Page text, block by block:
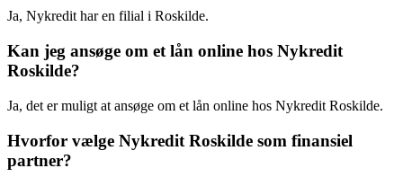
Ja, Nykredit har en filial i Roskilde.
Kan jeg ansøge om et lån online hos Nykredit
Roskilde?
Ja, det er muligt at ansøge om et lån online hos Nykredit Roskilde.
Hvorfor vælge Nykredit Roskilde som finansiel
partner?